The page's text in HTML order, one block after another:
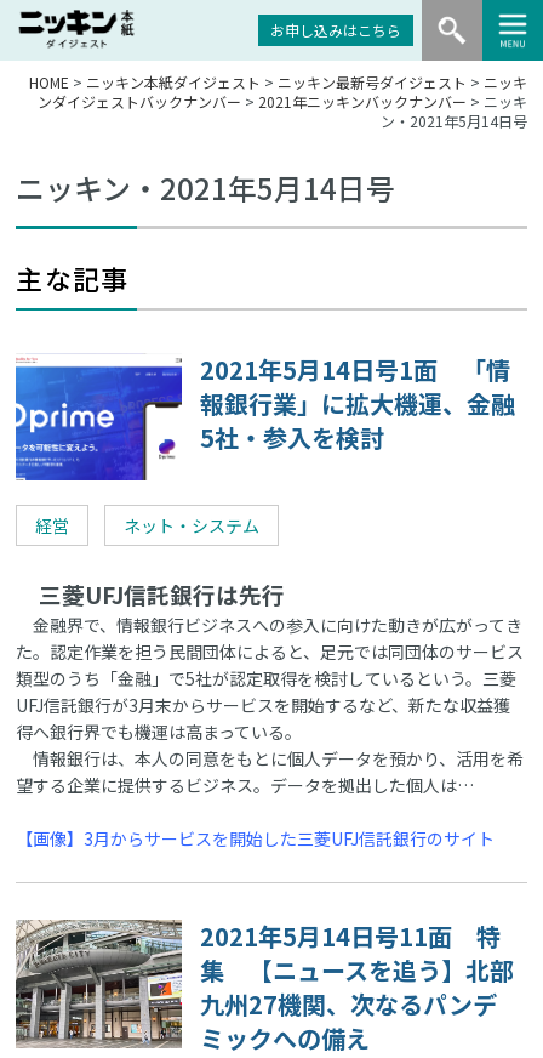
お申し込みはこちら
HOME > ニッキン本紙ダイジェスト > ニッキン最新号ダイジェスト > ニッキ
ンダイジェストバックナンバー > 2021年ニッキンバックナンバー > ニッキ
ン・2021年5月14日号
ニッキン・2021年5月14日号
主な記事
2021年5月14日号1面 「情
報銀行業」に拡大機運、金融
5社・参入を検討
経営 ネット・システム
三菱UFJ信託銀行は先行
金融界で、情報銀行ビジネスへの参入に向けた動きが広がってき
た。認定作業を担う民間団体によると、足元では同団体のサービス
類型のうち「金融」で5社が認定取得を検討しているという。三菱
UFJ信託銀行が3月末からサービスを開始するなど、新たな収益獲
得へ銀行界でも機運は高まっている。
情報銀行は、本人の同意をもとに個人データを預かり、活用を希
望する企業に提供するビジネス。データを拠出した個人は…
【画像】3月からサービスを開始した三菱UFJ信託銀行のサイト
2021年5月14日号11面 特
集 【ニュースを追う】北部
九州27機関、次なるパンデ
ミックへの備え